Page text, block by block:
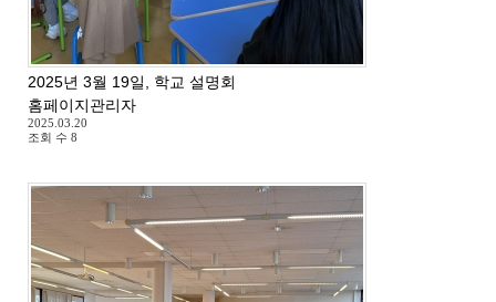
2025년 3월 19일, 학교 설명회
홈페이지관리자
2025.03.20
조회 수 8